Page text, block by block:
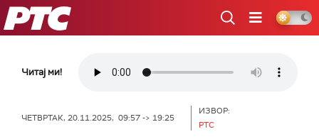
РТС
Читај ми!
ЧЕТВРТАК, 20.11.2025, 09:57 -> 19:25
ИЗВОР:
РТС